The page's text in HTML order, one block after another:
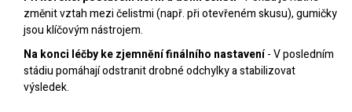
změnit vztah mezi čelistmi (např. při otevřeném skusu), gumičky
jsou klíčovým nástrojem.
Na konci léčby ke zjemnění finálního nastavení- V posledním
stádiu pomáhají odstranit drobné odchylky a stabilizovat
výsledek.